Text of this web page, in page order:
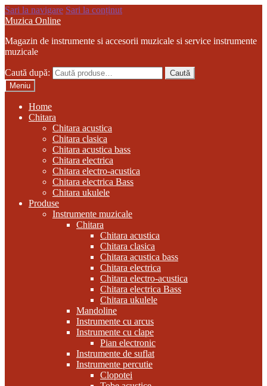
Sari la navigare Sari la conținut
Muzica Online
Magazin de instrumente si accesorii muzicale si service instrumente
muzicale
Caută după:
Caută
Meniu
Home
Chitara
Chitara acustica
Chitara clasica
Chitara acustica bass
Chitara electrica
Chitara electro-acustica
Chitara electrica Bass
Chitara ukulele
Produse
Instrumente muzicale
Chitara
Chitara acustica
Chitara clasica
Chitara acustica bass
Chitara electrica
Chitara electro-acustica
Chitara electrica Bass
Chitara ukulele
Mandoline
Instrumente cu arcus
Instrumente cu clape
Pian electronic
Instrumente de suflat
Instrumente percutie
Clopotei